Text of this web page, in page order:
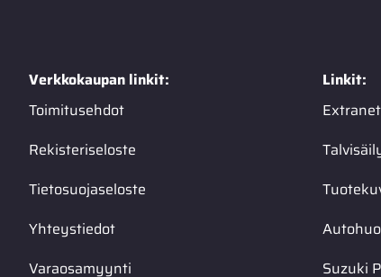
Verkkokaupan linkit:
Toimitusehdot
Rekisteriseloste
Tietosuojaseloste
Yhteystiedot
Varaosamyynti
Linkit:
Extranet
Suzuki